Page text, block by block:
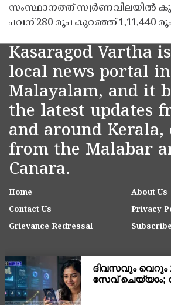
സംസ്ഥാനത്ത് സ്വർണവിലയിൽ
പവന് 280 രൂപ കുറഞ്ഞ് 1,11,440
Kasaragod Vartha
local news portal in
Malayalam, and it
the latest updates
and around Kerala,
from the Malabar
Canara.
Home
About Us
Contact Us
Privacy
Grievance Redressal
Subscribe
കാലിക്കടവ്
വൻ